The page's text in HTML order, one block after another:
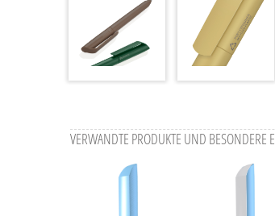
VERWANDTE PRODUKTE UND BESONDERE